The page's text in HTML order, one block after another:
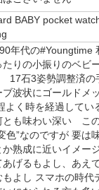
BABY pocket
年代の#Youngtime
たりの小振りのベビ
17石3姿勢調整済
ブ波状にゴールドメ
よく時を経過してい
とも味わい深い こ
色”なのですが 要は
か熟成に近いイメ
あげるもよし、あえ
もよし スマホの時代